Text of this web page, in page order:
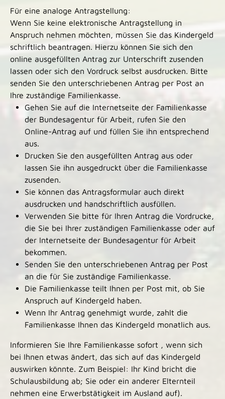
Für eine analoge Antragstellung:
Wenn Sie keine elektronische Antragstellung in
Anspruch nehmen möchten, müssen Sie das Kindergeld
schriftlich beantragen. Hierzu können Sie sich den
online ausgefüllten Antrag zur Unterschrift zusenden
lassen oder sich den Vordruck selbst ausdrucken. Bitte
senden Sie den unterschriebenen Antrag per Post an
Ihre zuständige Familienkasse.
Gehen Sie auf die Internetseite der Familienkasse
der Bundesagentur für Arbeit, rufen Sie den
Online-Antrag auf und füllen Sie ihn entsprechend
aus.
Drucken Sie den ausgefüllten Antrag aus oder
lassen Sie ihn ausgedruckt über die Familienkasse
zusenden.
Sie können das Antragsformular auch direkt
ausdrucken und handschriftlich ausfüllen.
Verwenden Sie bitte für Ihren Antrag die Vordrucke,
die Sie bei Ihrer zuständigen Familienkasse oder auf
der Internetseite der Bundesagentur für Arbeit
bekommen.
Senden Sie den unterschriebenen Antrag per Post
an die für Sie zuständige Familienkasse.
Die Familienkasse teilt Ihnen per Post mit, ob Sie
Anspruch auf Kindergeld haben.
Wenn Ihr Antrag genehmigt wurde, zahlt die
Familienkasse Ihnen das Kindergeld monatlich aus.
Informieren Sie Ihre Familienkasse sofort , wenn sich
bei Ihnen etwas ändert, das sich auf das Kindergeld
auswirken könnte. Zum Beispiel: Ihr Kind bricht die
Schulausbildung ab; Sie oder ein anderer Elternteil
nehmen eine Erwerbstätigkeit im Ausland auf).